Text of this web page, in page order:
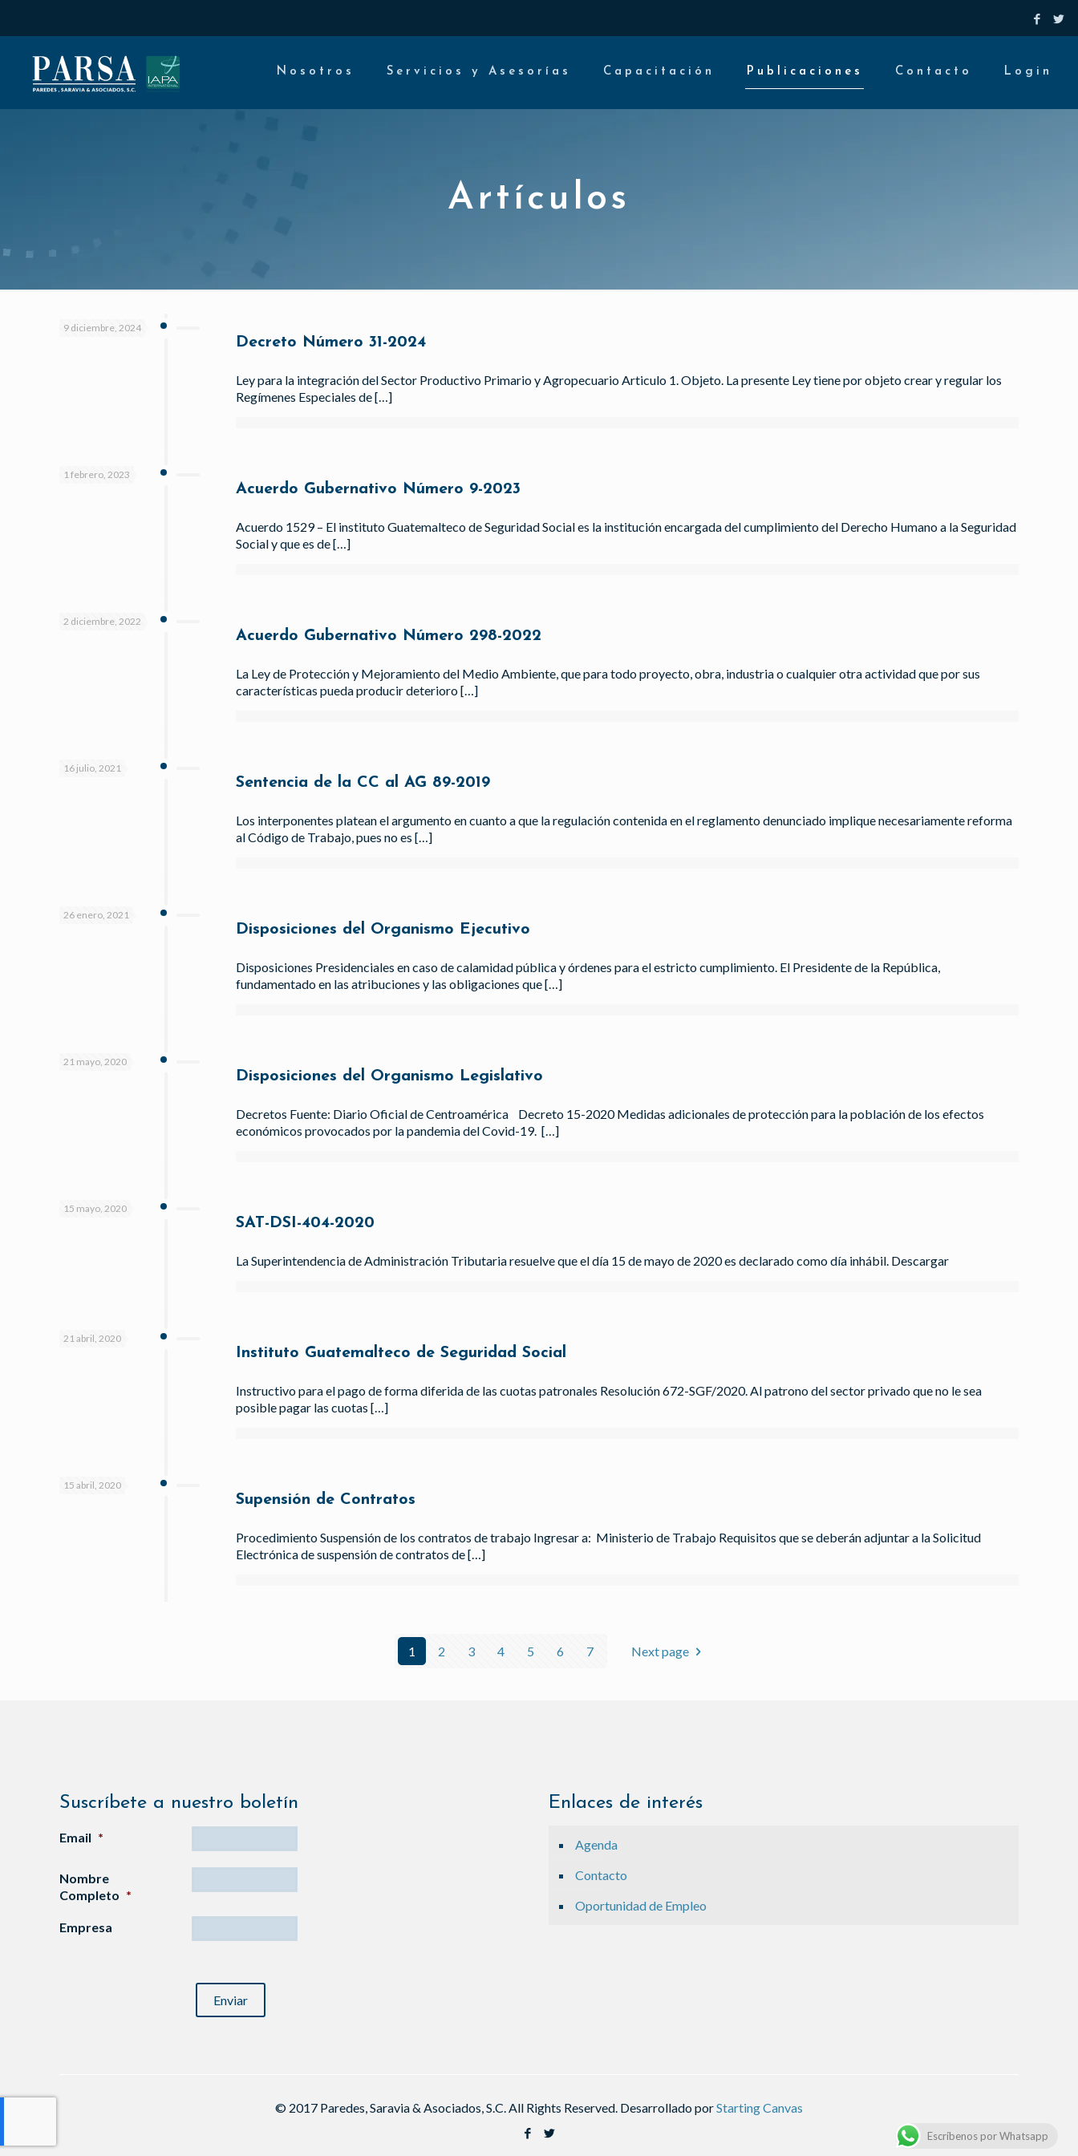
Nosotros Servicios y Asesorías Capacitación Publicaciones Contacto Login
Artículos
9 diciembre, 2024
Decreto Número 31-2024
Ley para la integración del Sector Productivo Primario y Agropecuario Articulo 1. Objeto. La presente Ley tiene por objeto crear y regular los
Regímenes Especiales de[…]
1 febrero, 2023
Acuerdo Gubernativo Número 9-2023
Acuerdo 1529 – El instituto Guatemalteco de Seguridad Social es la institución encargada del cumplimiento del Derecho Humano a la Seguridad
Social y que es de[…]
2 diciembre, 2022
Acuerdo Gubernativo Número 298-2022
La Ley de Protección y Mejoramiento del Medio Ambiente, que para todo proyecto, obra, industria o cualquier otra actividad que por sus
características pueda producir deterioro[…]
16 julio, 2021
Sentencia de la CC al AG 89-2019
Los interponentes platean el argumento en cuanto a que la regulación contenida en el reglamento denunciado implique necesariamente reforma
al Código de Trabajo, pues no es […]
26 enero, 2021
Disposiciones del Organismo Ejecutivo
Disposiciones Presidenciales en caso de calamidad pública y órdenes para el estricto cumplimiento. El Presidente de la República,
fundamentado en las atribuciones y las obligaciones que[…]
21 mayo, 2020
Disposiciones del Organismo Legislativo
Decretos Fuente: Diario Oficial de Centroamérica Decreto 15-2020 Medidas adicionales de protección para la población de los efectos
económicos provocados por la pandemia del Covid-19. […]
15 mayo, 2020
SAT-DSI-404-2020
La Superintendencia de Administración Tributaria resuelve que el día 15 de mayo de 2020 es declarado como día inhábil. Descargar
21 abril, 2020
Instituto Guatemalteco de Seguridad Social
Instructivo para el pago de forma diferida de las cuotas patronales Resolución 672-SGF/2020. Al patrono del sector privado que no le sea
posible pagar las cuotas […]
15 abril, 2020
Supensión de Contratos
Procedimiento Suspensión de los contratos de trabajo Ingresar a: Ministerio de Trabajo Requisitos que se deberán adjuntar a la Solicitud
Electrónica de suspensión de contratos de[…]
1 2 3 4 5 6 7 Next page
Suscríbete a nuestro boletín
Email *
Nombre
Completo *
Empresa
Enlaces de interés
Agenda
Contacto
Oportunidad de Empleo
© 2017 Paredes, Saravia & Asociados, S.C. All Rights Reserved. Desarrollado porStarting Canvas
Escríbenos por Whatsapp